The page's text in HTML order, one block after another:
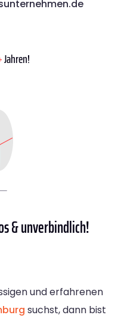
Jahren!
& unverbindlich!
und erfahrenen
suchst, dann bist